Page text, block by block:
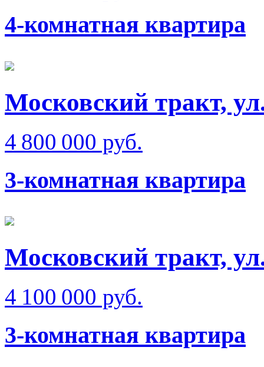
4-комнатная квартира
Московский тракт,
4 800 000 руб.
3-комнатная квартира
Московский тракт,
4 100 000 руб.
3-комнатная квартира